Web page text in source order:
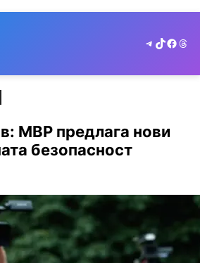
Telegram
TikTok
МВР предлага нови
безопасност